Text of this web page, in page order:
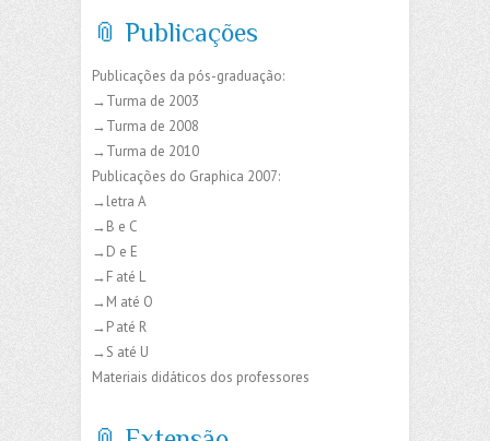
📎 Publicações
Publicações da pós-graduação:
→Turma de 2003
→Turma de 2008
→Turma de 2010
Publicações do Graphica 2007:
→letra A
→B e C
→D e E
→F até L
→M até O
→P até R
→S até U
Materiais didáticos dos professores